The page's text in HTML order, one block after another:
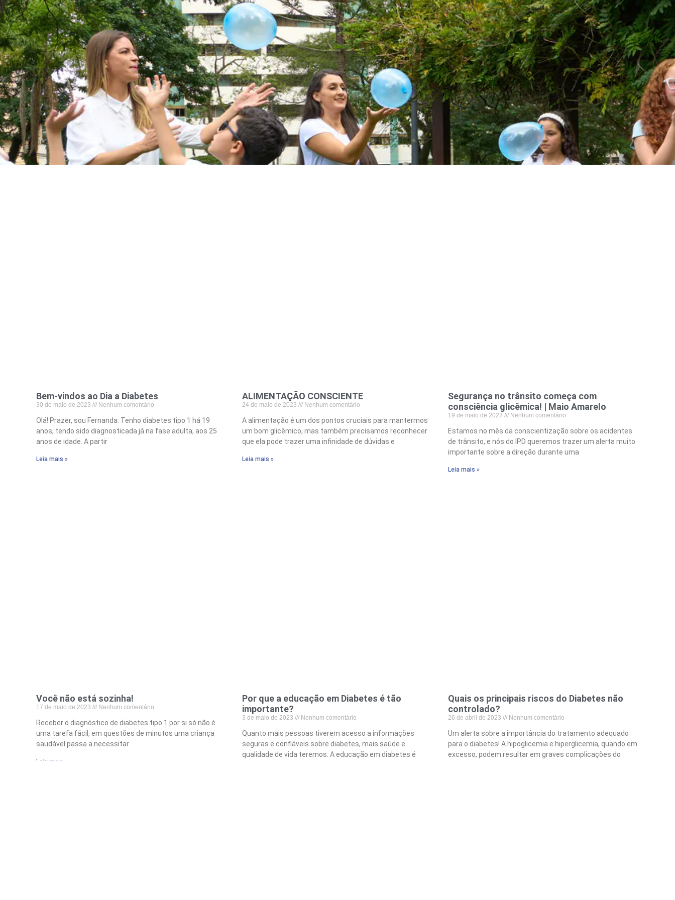
Bem-vindos ao Dia a Diabetes
30 de maio de 2023 Nenhum comentário
Olá! Prazer, sou Fernanda. Tenho diabetes tipo 1 há 19
anos, tendo sido diagnosticada já na fase adulta, aos 25
anos de idade. A partir
Leia mais »
ALIMENTAÇÃO CONSCIENTE
24 de maio de 2023 Nenhum comentário
A alimentação é um dos pontos cruciais para mantermos
um bom glicêmico, mas também precisamos reconhecer
que ela pode trazer uma infinidade de dúvidas e
Leia mais »
Segurança no trânsito começa com
consciência glicêmica! | Maio Amarelo
19 de maio de 2023 Nenhum comentário
Estamos no mês da conscientização sobre os acidentes
de trânsito, e nós do IPD queremos trazer um alerta muito
importante sobre a direção durante uma
Leia mais »
Você não está sozinha!
17 de maio de 2023 Nenhum comentário
Receber o diagnóstico de diabetes tipo 1 por si só não é
uma tarefa fácil, em questões de minutos uma criança
saudável passa a necessitar
Leia mais »
Por que a educação em Diabetes é tão
importante?
3 de maio de 2023 Nenhum comentário
Quanto mais pessoas tiverem acesso a informações
seguras e confiáveis sobre diabetes, mais saúde e
qualidade de vida teremos. A educação em diabetes é
Quais os principais riscos do Diabetes não
controlado?
26 de abril de 2023 Nenhum comentário
Um alerta sobre a importância do tratamento adequado
para o diabetes! A hipoglicemia e hiperglicemia, quando em
excesso, podem resultar em graves complicações do